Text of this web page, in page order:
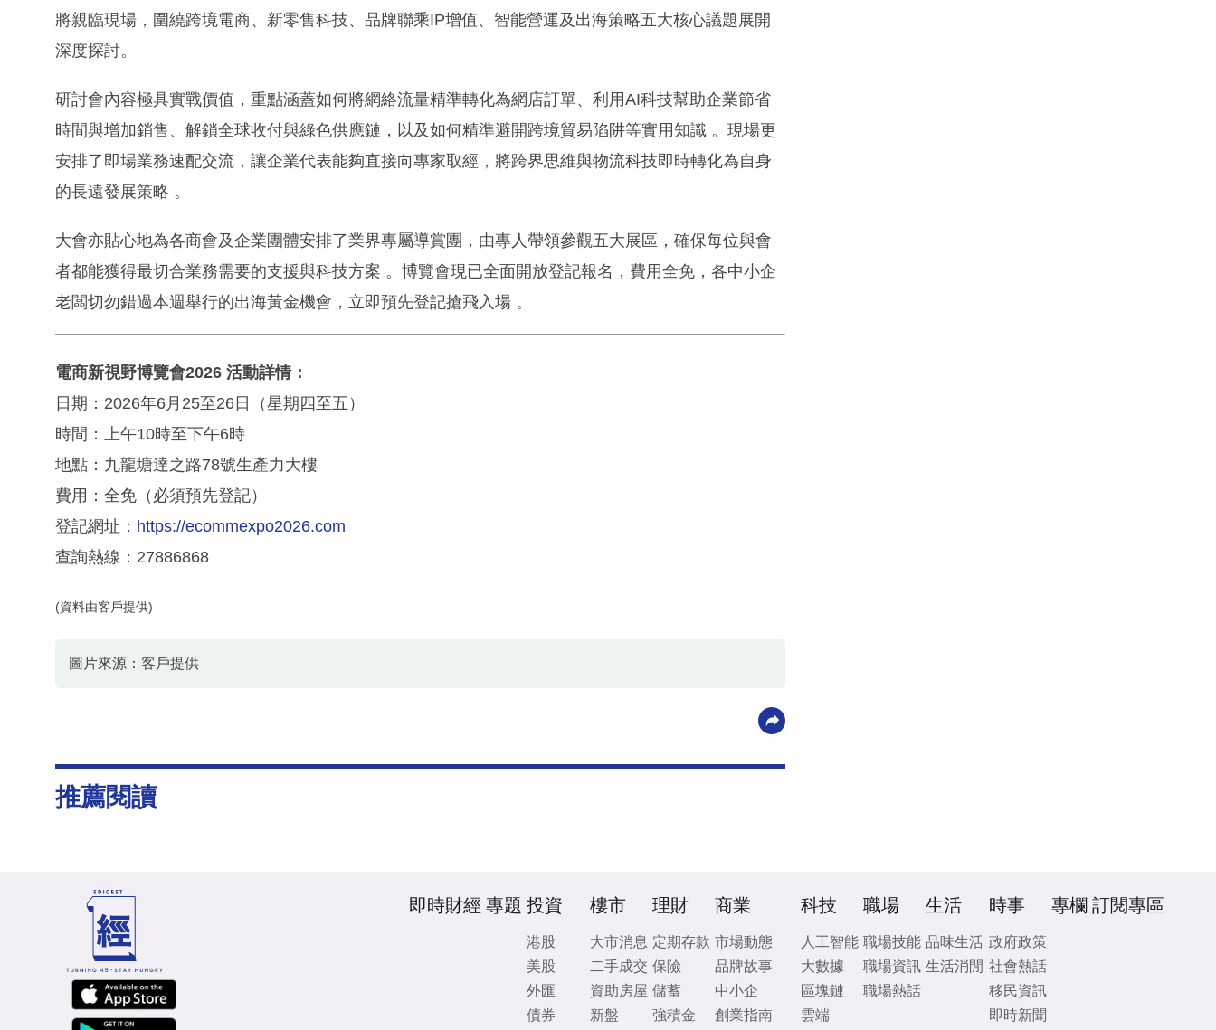
將親臨現場，圍繞跨境電商、新零售科技、品牌聯乘IP增值、智能營運及出海策略五大核心議題展開
深度探討。
研討會內容極具實戰價值，重點涵蓋如何將網絡流量精準轉化為網店訂單、利用AI科技幫助企業節省
時間與增加銷售、解鎖全球收付與綠色供應鏈，以及如何精準避開跨境貿易陷阱等實用知識 。現場更
安排了即場業務速配交流，讓企業代表能夠直接向專家取經，將跨界思維與物流科技即時轉化為自身
的長遠發展策略 。
大會亦貼心地為各商會及企業團體安排了業界專屬導賞團，由專人帶領參觀五大展區，確保每位與會
者都能獲得最切合業務需要的支援與科技方案 。博覽會現已全面開放登記報名，費用全免，各中小企
老闆切勿錯過本週舉行的出海黃金機會，立即預先登記搶飛入場 。
電商新視野博覽會2026 活動詳情：
日期：2026年6月25至26日（星期四至五）
時間：上午10時至下午6時
地點：九龍塘達之路78號生產力大樓
費用：全免（必須預先登記）
登記網址： https://ecommexpo2026.com
查詢熱線：27886868
(資料由客戶提供)
圖片來源：客戶提供
推薦閱讀
即時財經 專題 投資
港股
美股
外匯
債券
樓市
大市消息
二手成交
資助房屋
新盤
理財
定期存款
保險
儲蓄
強積金
商業
市場動態
品牌故事
中小企
創業指南
科技
人工智能
大數據
區塊鏈
雲端
職場
職場技能
職場資訊
職場熱話
生活
品味生活
生活消閒
時事
政府政策
社會熱話
移民資訊
即時新聞
專欄 訂閱專區